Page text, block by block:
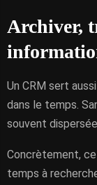
Archiver,
Un CRM sert
dans le temps.
souvent
Concrètement,
temps à